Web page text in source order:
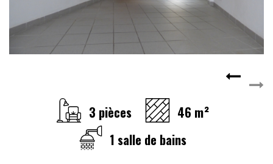
SERVICES
Actualités
Partenaires
Le palmarès de l'entreprise
3 pièces
46 m²
1 salle de bains